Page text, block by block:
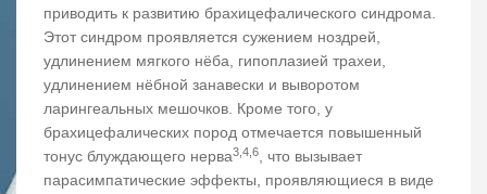
приводить к развитию брахицефалического синдрома.
Этот синдром проявляется сужением ноздрей,
удлинением мягкого нёба, гипоплазией трахеи,
удлинением нёбной занавески и выворотом
ларингеальных мешочков. Кроме того, у
брахицефалических пород отмечается повышенный
тонус блуждающего нерва3,4,6, что вызывает
парасимпатические эффекты, проявляющиеся в виде